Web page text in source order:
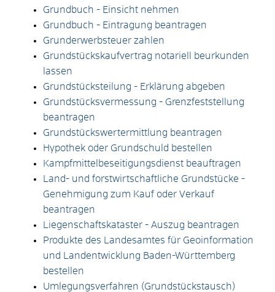
Grundbuch - Einsicht nehmen
Grundbuch - Eintragung beantragen
Grunderwerbsteuer zahlen
Grundstückskaufvertrag notariell beurkunden
lassen
Grundstücksteilung - Erklärung abgeben
Grundstücksvermessung - Grenzfeststellung
beantragen
Grundstückswertermittlung beantragen
Hypothek oder Grundschuld bestellen
Kampfmittelbeseitigungsdienst beauftragen
Land- und forstwirtschaftliche Grundstücke -
Genehmigung zum Kauf oder Verkauf
beantragen
Liegenschaftskataster - Auszug beantragen
Produkte des Landesamtes für Geoinformation
und Landentwicklung Baden-Württemberg
bestellen
Umlegungsverfahren (Grundstückstausch)